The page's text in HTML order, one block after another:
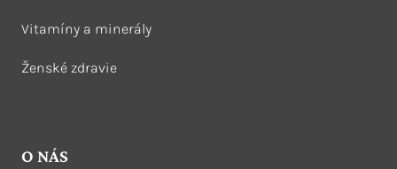
Vitamíny a minerály
Ženské zdravie
O NÁS